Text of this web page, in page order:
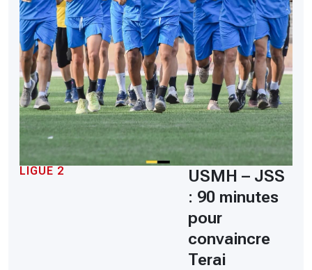
LIGUE 2
USMH – JSS
: 90 minutes
pour
convaincre
Terai